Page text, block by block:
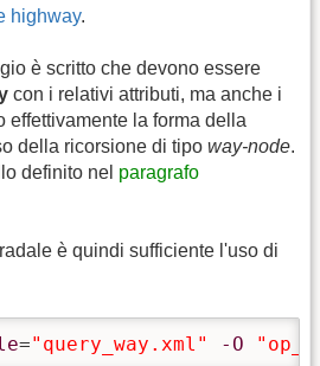
highway.
è scritto che devono essere
con i relativi attributi, ma anche i
effettivamente la forma della
della ricorsione di tipo way-node.
definito nel paragrafo
è quindi sufficiente l'uso di
="query_way.xml" -O